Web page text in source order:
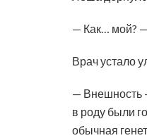
— Как… мой?
Врач устало
— Внешность
в роду были
обычная